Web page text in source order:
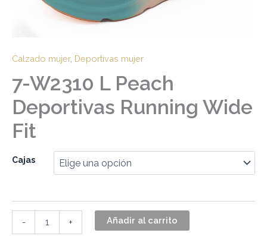
Calzado mujer, Deportivas mujer
7-W2310 L Peach
Deportivas Running Wide
Fit
Cajas
- + Añadir al carrito